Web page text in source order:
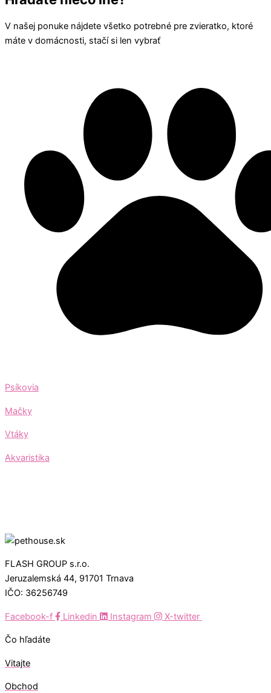
V našej ponuke nájdete všetko potrebné pre zvieratko, ktoré
máte v domácnosti, stačí si len vybrať
Psíkovia
Mačky
Vtáky
Akvaristika
FLASH GROUP s.r.o.
Jeruzalemská 44, 91701 Trnava
IČO: 36256749
Facebook-f Linkedin Instagram X-twitter
Čo hľadáte
Vitajte
Obchod